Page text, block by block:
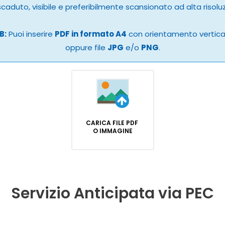
visibile e preferibilmente scansionato ad alta
Puoi inserire PDF in formato A4 con orientamento
oppure file JPG e/o PNG.
CARICA FILE PDF
O IMMAGINE
Servizio Anticipata via PEC